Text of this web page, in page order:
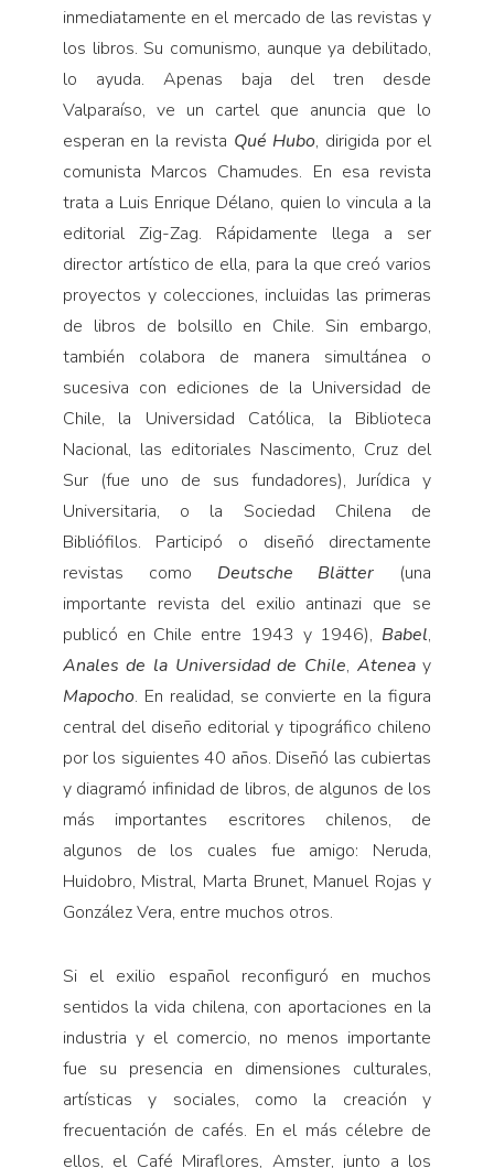
inmediatamente en el mercado de las revistas y
los libros. Su comunismo, aunque ya debilitado,
lo ayuda. Apenas baja del tren desde
Valparaíso, ve un cartel que anuncia que lo
esperan en la revista Qué Hubo, dirigida por el
comunista Marcos Chamudes. En esa revista
trata a Luis Enrique Délano, quien lo vincula a la
editorial Zig-Zag. Rápidamente llega a ser
director artístico de ella, para la que creó varios
proyectos y colecciones, incluidas las primeras
de libros de bolsillo en Chile. Sin embargo,
también colabora de manera simultánea o
sucesiva con ediciones de la Universidad de
Chile, la Universidad Católica, la Biblioteca
Nacional, las editoriales Nascimento, Cruz del
Sur (fue uno de sus fundadores), Jurídica y
Universitaria, o la Sociedad Chilena de
Bibliófilos. Participó o diseñó directamente
revistas como Deutsche Blätter (una
importante revista del exilio antinazi que se
publicó en Chile entre 1943 y 1946), Babel,
Anales de la Universidad de Chile, Ateneay
Mapocho. En realidad, se convierte en la figura
central del diseño editorial y tipográfico chileno
por los siguientes 40 años. Diseñó las cubiertas
y diagramó infinidad de libros, de algunos de los
más importantes escritores chilenos, de
algunos de los cuales fue amigo: Neruda,
Huidobro, Mistral, Marta Brunet, Manuel Rojas y
González Vera, entre muchos otros.
Si el exilio español reconfiguró en muchos
sentidos la vida chilena, con aportaciones en la
industria y el comercio, no menos importante
fue su presencia en dimensiones culturales,
artísticas y sociales, como la creación y
frecuentación de cafés. En el más célebre de
ellos, el Café Miraflores, Amster, junto a los